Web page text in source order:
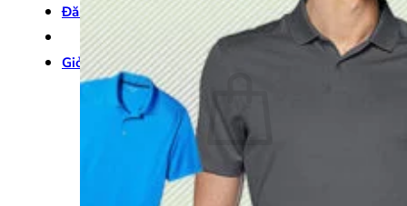
Đăng nhập
Giỏ hàng / 0₫ 0
Chưa có sản phẩm trong giỏ hàng.